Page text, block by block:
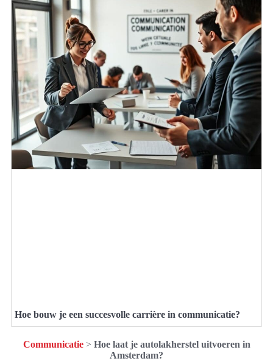
Hoe bouw je een succesvolle carrière in communicatie?
Communicatie> Hoe laat je autolakherstel uitvoeren in
Amsterdam?